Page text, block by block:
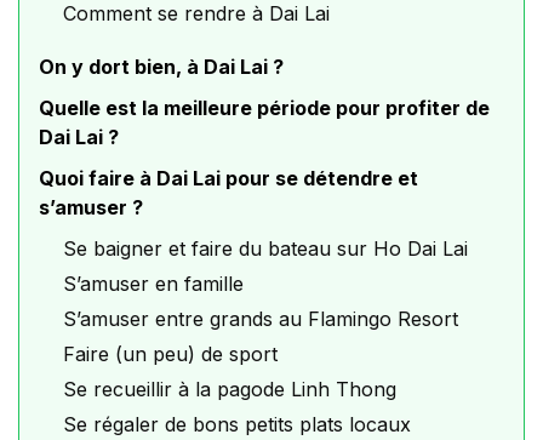
Comment se rendre à Dai Lai
On y dort bien, à Dai Lai ?
Quelle est la meilleure période pour profiter de
Dai Lai ?
Quoi faire à Dai Lai pour se détendre et
s’amuser ?
Se baigner et faire du bateau sur Ho Dai Lai
S’amuser en famille
S’amuser entre grands au Flamingo Resort
Faire (un peu) de sport
Se recueillir à la pagode Linh Thong
Se régaler de bons petits plats locaux